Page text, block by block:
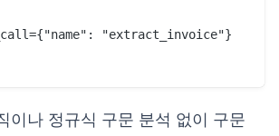
"extract_invoice"}
이나 정규식 구문 분석 없이 구문